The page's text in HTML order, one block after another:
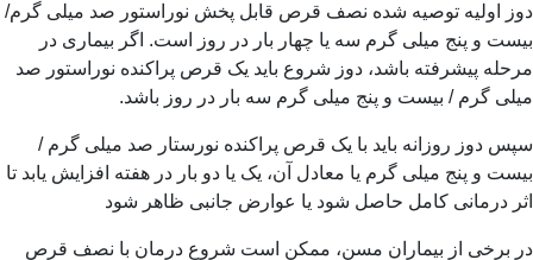
اولیه توصیه شده نصف قرص قابل پخش نوراستور صد میلی گرم/
و پنج میلی گرم سه یا چهار بار در روز است. اگر بیماری در
پیشرفته باشد، دوز شروع باید یک قرص پراکنده نوراستور صد
گرم / بیست و پنج میلی گرم سه بار در روز باشد.
دوز روزانه باید با یک قرص پراکنده نورستار صد میلی گرم /
و پنج میلی گرم یا معادل آن، یک یا دو بار در هفته افزایش یابد تا
درمانی کامل حاصل شود یا عوارض جانبی ظاهر شود
برخی از بیماران مسن، ممکن است شروع درمان با نصف قرص